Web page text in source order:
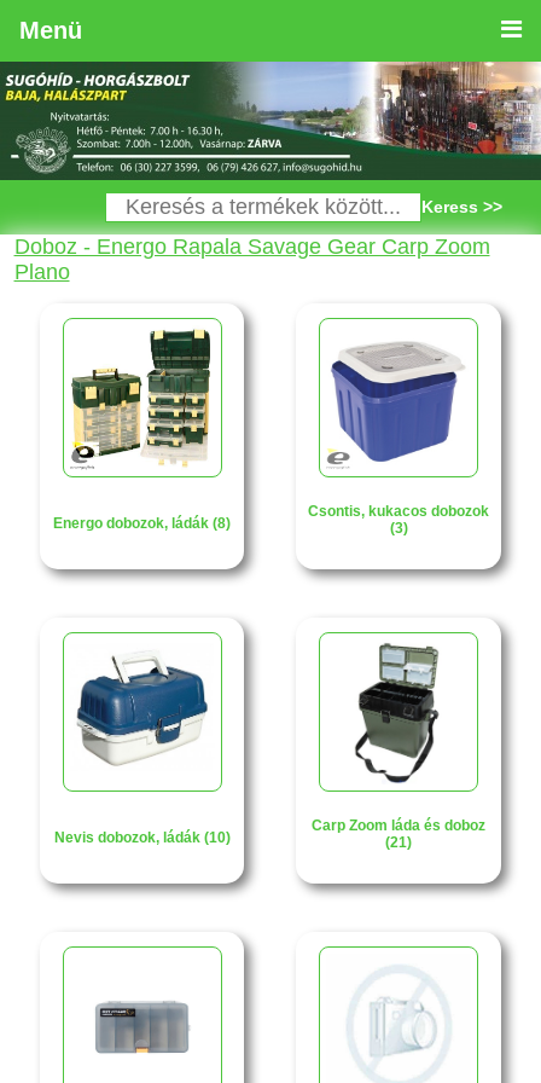
Menü
Keress >>
Doboz - Energo Rapala Savage Gear Carp Zoom
Plano
Energo dobozok, ládák (8)
Csontis, kukacos dobozok
(3)
Nevis dobozok, ládák (10)
Carp Zoom láda és doboz
(21)